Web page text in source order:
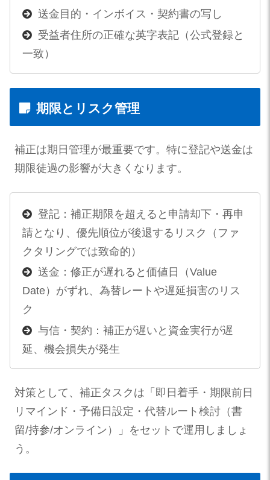
送金目的・インボイス・契約書の写し
受益者住所の正確な英字表記（公式登録と
一致）
期限とリスク管理
補正は期日管理が最重要です。特に登記や送金は
期限徒過の影響が大きくなります。
登記：補正期限を超えると申請却下・再申
請となり、優先順位が後退するリスク（ファ
クタリングでは致命的）
送金：修正が遅れると価値日（Value
Date）がずれ、為替レートや遅延損害のリス
ク
与信・契約：補正が遅いと資金実行が遅
延、機会損失が発生
対策として、補正タスクは「即日着手・期限前日
リマインド・予備日設定・代替ルート検討（書
留/持参/オンライン）」をセットで運用しましょ
う。